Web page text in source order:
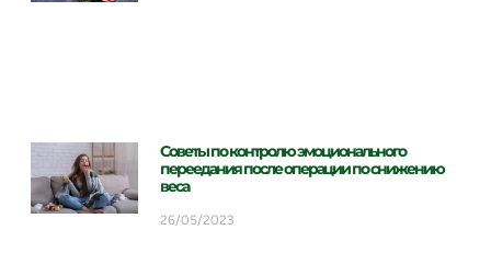
Советы по контролю эмоционального
переедания после операции по снижению
веса
26/05/2023